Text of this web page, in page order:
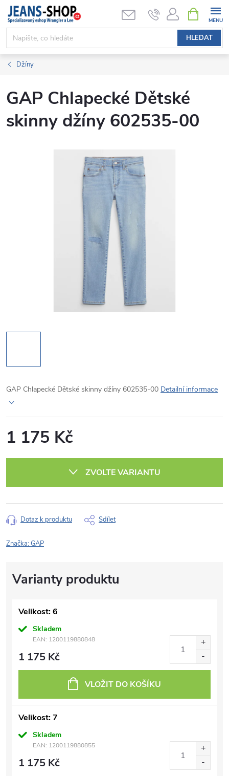
Přejít
obsah
HLEDAT
NÁKUPNÍ
KOŠÍK
Džíny
GAP Chlapecké Dětské
skinny džíny 602535-00
GAP Chlapecké Dětské skinny džíny 602535-00 Detailní informace
1 175 Kč
ZVOLTE VARIANTU
Dotaz k produktu Sdílet
Značka:GAP
Velikost: 6
Skladem
EAN: 1200119880848
1 175 Kč
VLOŽIT DO KOŠÍKU
Velikost: 7
Skladem
EAN: 1200119880855
1 175 Kč